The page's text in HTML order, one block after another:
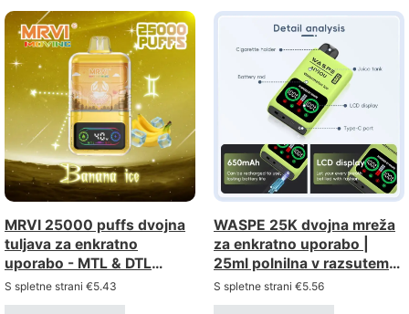
MRVI 25000 puffs dvojna
tuljava za enkratno
uporabo - MTL & DTL
fleksibilnost, nakup na
debelo v razsutem stanju
S spletne strani €5.43
WASPE 25K dvojna mreža
za enkratno uporabo |
25ml polnilna v razsutem
stanju kupiti na debelo
S spletne strani €5.56